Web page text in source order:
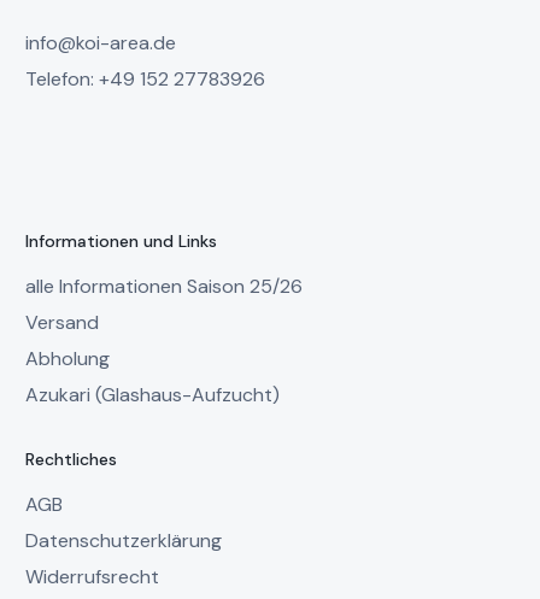
info@koi-area.de
Telefon: +49 152 27783926
Informationen und Links
alle Informationen Saison 25/26
Versand
Abholung
Azukari (Glashaus-Aufzucht)
Rechtliches
AGB
Datenschutzerklärung
Widerrufsrecht